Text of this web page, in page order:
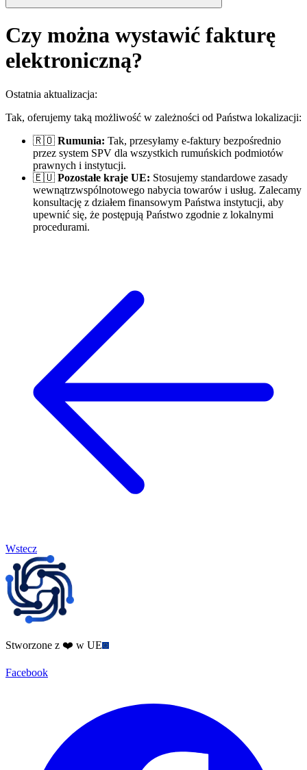
Czy można wystawić fakturę
elektroniczną?
Ostatnia aktualizacja:
Tak, oferujemy taką możliwość w zależności od Państwa lokalizacji:
🇷🇴 Rumunia: Tak, przesyłamy e-faktury bezpośrednio
przez system SPV dla wszystkich rumuńskich podmiotów
prawnych i instytucji.
🇪🇺 Pozostałe kraje UE: Stosujemy standardowe zasady
wewnątrzwspólnotowego nabycia towarów i usług. Zalecamy
konsultację z działem finansowym Państwa instytucji, aby
upewnić się, że postępują Państwo zgodnie z lokalnymi
procedurami.
Wstecz
Stworzone z ❤️ w UE
Facebook